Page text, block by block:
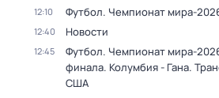
12:10 Футбол. Чемпионат мира-
12:40 Новости
12:45
Футбол. Чемпионат мира-
финала. Колумбия - Гана.
США